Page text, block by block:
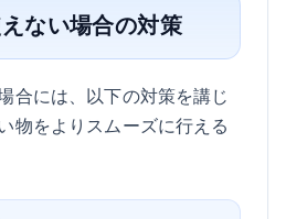
ない場合の対策
合には、以下の対策を講じ
物をよりスムーズに行える